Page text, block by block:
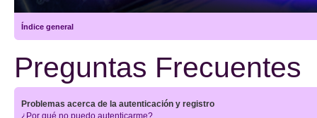
Índice general
Preguntas Frecuentes
Problemas acerca de la autenticación y registro
¿Por qué no puedo autenticarme?